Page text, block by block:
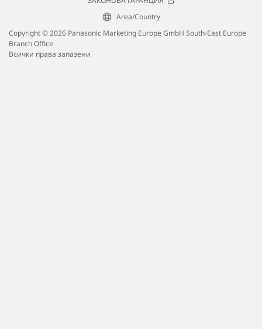
Area/Country
Copyright © 2026 Panasonic Marketing Europe GmbH South-East Europe
Branch Office
Всички права запазени